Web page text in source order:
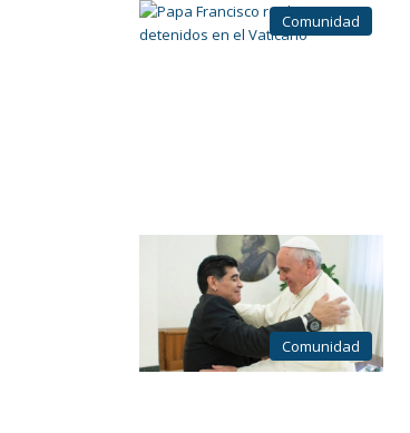
Comunidad
Comunidad